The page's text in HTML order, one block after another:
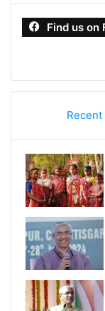
Find us on
Recent